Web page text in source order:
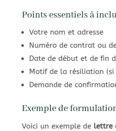
Points essentiels à
Votre nom et adresse
Numéro de contrat ou
Date de début et de fin
Motif de la résiliation (si
Demande de
Exemple de
Voici un exemple de lettre